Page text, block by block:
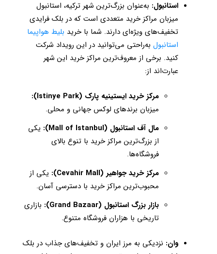
استانبول: به‌عنوان بزرگ‌ترین شهر ترکیه، استانبول
میزبان مراکز خرید متعددی است که در بلک فرایدی
تخفیف‌های ویژه‌ای دارند. شما با خرید بلیط هواپیما
استانبول به‌راحتی می‌توانید در این رویداد شرکت
کنید. برخی از معروف‌ترین مراکز خرید این شهر
عبارت‌اند از:
مرکز خرید ایستینیه پارک (Istinye Park):
میزبان برندهای لوکس جهانی و محلی.
مال آف استانبول (Mall of Istanbul):
یکی
از بزرگ‌ترین مراکز خرید با تنوع بالای
فروشگاه‌ها.
مرکز خرید جواهیر (Cevahir Mall):
یکی از
محبوب‌ترین مراکز خرید با دسترسی آسان.
بازار بزرگ استانبول (Grand Bazaar):
بازاری
تاریخی با هزاران فروشگاه متنوع.
وان: نزدیکی به مرز ایران و تخفیف‌های جذاب در بلک